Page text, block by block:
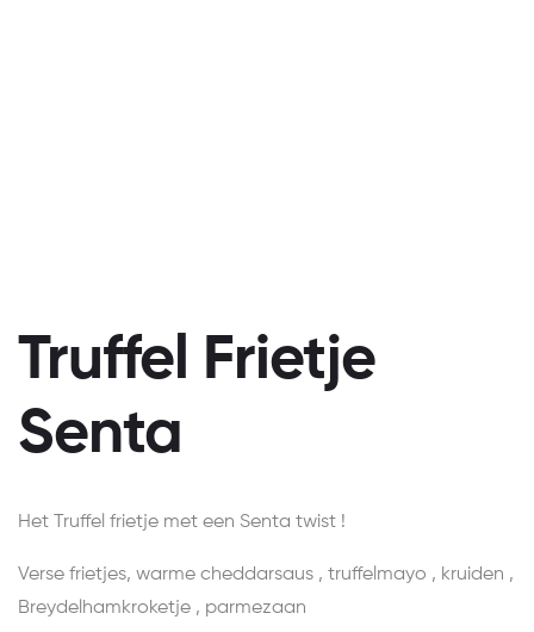
Truffel Frietje
Senta
Het Truffel frietje met een Senta twist !
Verse frietjes, warme cheddarsaus , truffelmayo , kruiden ,
Breydelhamkroketje , parmezaan